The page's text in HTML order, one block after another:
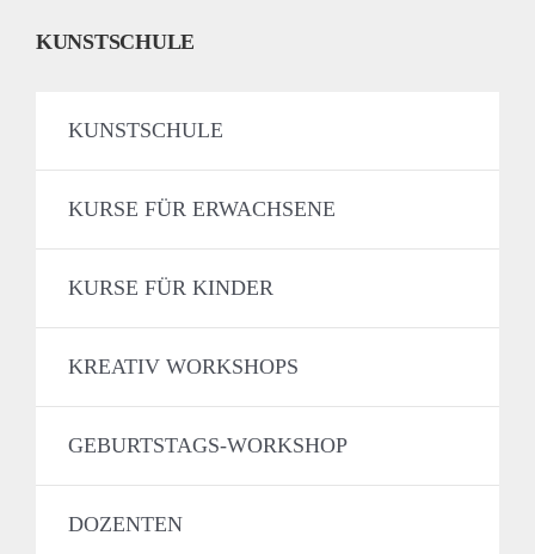
KUNSTSCHULE
KUNSTSCHULE
KURSE FÜR ERWACHSENE
KURSE FÜR KINDER
KREATIV WORKSHOPS
GEBURTSTAGS-WORKSHOP
DOZENTEN